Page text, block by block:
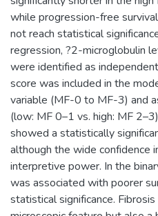
while progression-free
not reach statistical
regression, ?2-microglobulin
were identified as
score was included in the
variable (MF-0 to MF-3) and
(low: MF 0–1 vs. high: MF
showed a statistically
although the wide confidence
interpretive power. In the
was associated with poorer
statistical significance.